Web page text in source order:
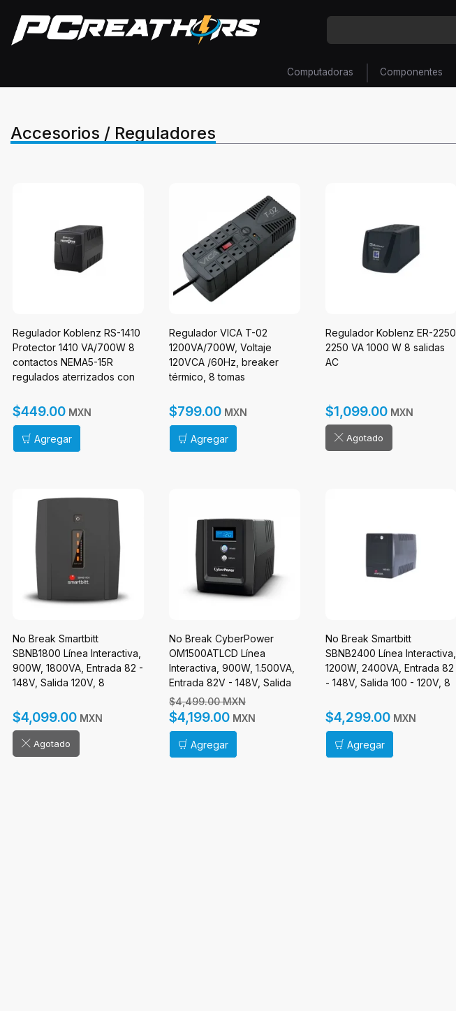
Computadoras Componentes
Accesorios / Reguladores
Regulador Koblenz RS-1410
Protector 1410 VA/700W 8
contactos NEMA5-15R
regulados aterrizados con
$449.00 MXN
Agregar
Regulador VICA T-02
1200VA/700W, Voltaje
120VCA /60Hz, breaker
térmico, 8 tomas
LED, puerto RJ11,
empotrable en pared
$799.00 MXN
Agregar
Regulador Koblenz ER-2250
2250 VA 1000 W 8 salidas
AC
$1,099.00 MXN
Agotado
No Break Smartbitt
SBNB1800 Línea Interactiva,
900W, 1800VA, Entrada 82 -
148V, Salida 120V, 8
$4,099.00 MXN
Agotado
No Break CyberPower
OM1500ATLCD Línea
Interactiva, 900W, 1.500VA,
Entrada 82V - 148V, Salida
108V - 132V, 8 Salidas
$4,499.00 MXN
$4,199.00 MXN
Agregar
No Break Smartbitt
SBNB2400 Línea Interactiva,
1200W, 2400VA, Entrada 82
- 148V, Salida 100 - 120V, 8
$4,299.00 MXN
Agregar